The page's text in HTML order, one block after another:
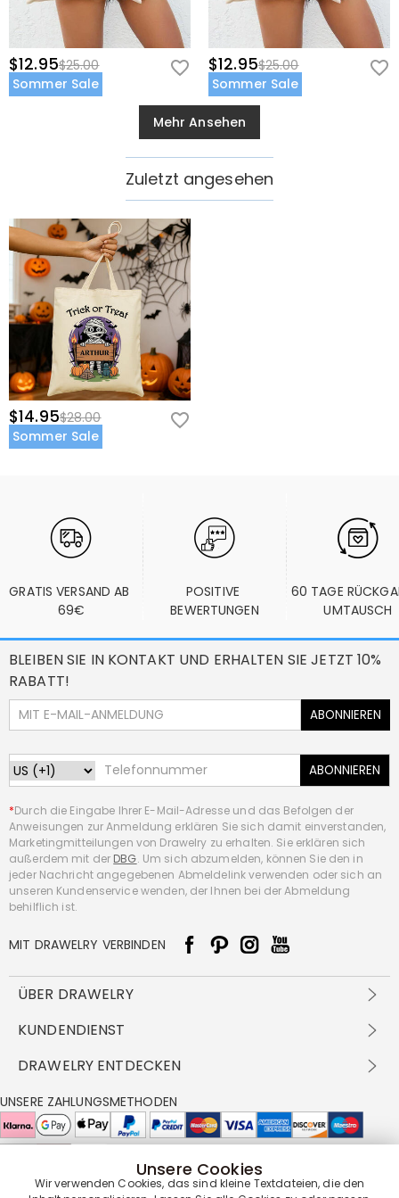
$12.95$25.00
Sommer Sale
$12.95$25.00
Sommer Sale
Mehr Ansehen
Zuletzt angesehen
$14.95$28.00
Sommer Sale
GRATIS VERSAND AB
69€
POSITIVE
BEWERTUNGEN
60 TAGE
UMTAUSCH
BLEIBEN SIE IN KONTAKT UND ERHALTEN SIE JETZT 10%
RABATT!
ABONNIEREN
ABONNIEREN
*Durch die Eingabe Ihrer E-Mail-Adresse und das Befolgen der
Anweisungen zur Anmeldung erklären Sie sich damit einverstanden,
Marketingmitteilungen von Drawelry zu erhalten. Sie erklären sich
außerdem mit der DBG. Um sich abzumelden, können Sie den in
jeder Nachricht angegebenen Abmeldelink verwenden oder sich an
unseren Kundenservice wenden, der Ihnen bei der Abmeldung
behilflich ist.
MIT DRAWELRY VERBINDEN
ÜBER DRAWELRY
Über Uns
DBG
FAQ
Cookie-Richtlinie
KUNDENDIENST
Versandbedingungen
Rückgabe & Umtausch
Pflegehinweis
DRAWELRY ENTDECKEN
Großhandelsangebot
Drawelry Prime
Bonusprogramm
UNSERE ZAHLUNGSMETHODEN
UNSERE LIEFERPARTNER
Unsere Cookies
Wir verwenden Cookies, das sind kleine Textdateien, die den